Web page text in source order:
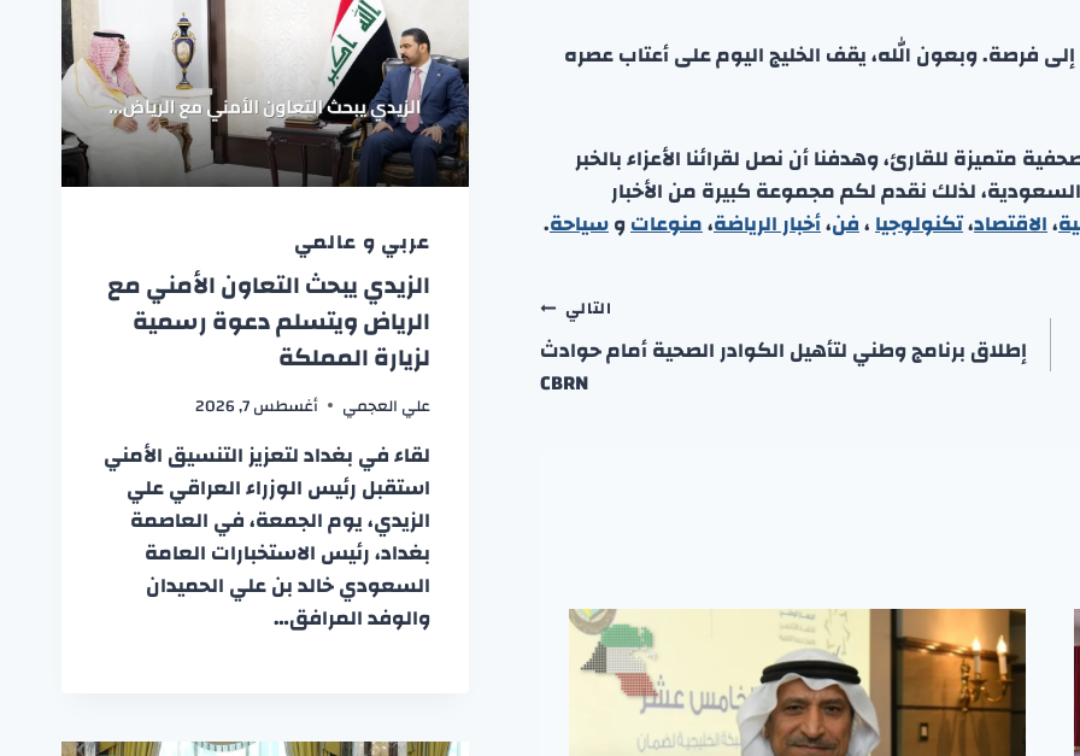
فرصة. وبعون الله، يقف الخليج اليوم على أعتاب عصره
متميزة للقارئ، وهدفنا أن نصل لقرائنا الأعزاء بالخبر
لذلك نقدم لكم مجموعة كبيرة من الأخبار
،الاقتصاد،تكنولوجيا،فن،أخبار الرياضة،منوعاتوسياحة.
التالي
إطلاق برنامج وطني لتأهيل الكوادر الصحية أمام حوادث
CBRN
عربي و عالمي
الزيدي يبحث التعاون الأمني مع
الرياض ويتسلم دعوة رسمية
لزيارة المملكة
علي العجمي أغسطس 7, 2026
لقاء في بغداد لتعزيز التنسيق الأمني
استقبل رئيس الوزراء العراقي علي
الزيدي، يوم الجمعة، في العاصمة
بغداد، رئيس الاستخبارات العامة
السعودي خالد بن علي الحميدان
والوفد المرافق…